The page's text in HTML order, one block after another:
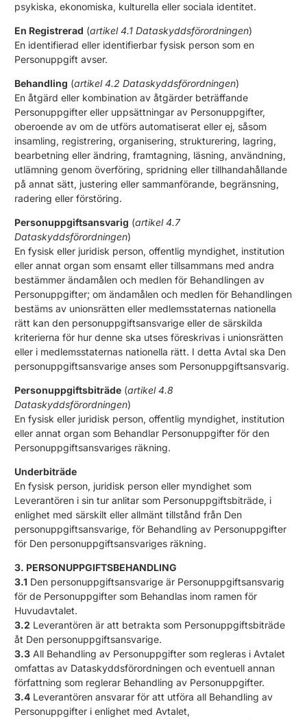
psykiska, ekonomiska, kulturella eller sociala identitet.
En Registrerad (artikel 4.1 Dataskyddsförordningen)
En identifierad eller identifierbar fysisk person som en
Personuppgift avser.
Behandling (artikel 4.2 Dataskyddsförordningen)
En åtgärd eller kombination av åtgärder beträffande
Personuppgifter eller uppsättningar av Personuppgifter,
oberoende av om de utförs automatiserat eller ej, såsom
insamling, registrering, organisering, strukturering, lagring,
bearbetning eller ändring, framtagning, läsning, användning,
utlämning genom överföring, spridning eller tillhandahållande
på annat sätt, justering eller sammanförande, begränsning,
radering eller förstöring.
Personuppgiftsansvarig (artikel 4.7
Dataskyddsförordningen)
En fysisk eller juridisk person, offentlig myndighet, institution
eller annat organ som ensamt eller tillsammans med andra
bestämmer ändamålen och medlen för Behandlingen av
Personuppgifter; om ändamålen och medlen för Behandlingen
bestäms av unionsrätten eller medlemsstaternas nationella
rätt kan den personuppgiftsansvarige eller de särskilda
kriterierna för hur denne ska utses föreskrivas i unionsrätten
eller i medlemsstaternas nationella rätt. I detta Avtal ska Den
personuppgiftsansvarige anses som Personuppgiftsansvarig.
Personuppgiftsbiträde (artikel 4.8
Dataskyddsförordningen)
En fysisk eller juridisk person, offentlig myndighet, institution
eller annat organ som Behandlar Personuppgifter för den
Personuppgiftsansvariges räkning.
Underbiträde
En fysisk person, juridisk person eller myndighet som
Leverantören i sin tur anlitar som Personuppgiftsbiträde, i
enlighet med särskilt eller allmänt tillstånd från Den
personuppgiftsansvarige, för Behandling av Personuppgifter
för Den personuppgiftsansvariges räkning.
3. PERSONUPPGIFTSBEHANDLING
3.1 Den personuppgiftsansvarige är Personuppgiftsansvarig
för de Personuppgifter som Behandlas inom ramen för
Huvudavtalet.
3.2 Leverantören är att betrakta som Personuppgiftsbiträde
åt Den personuppgiftsansvarige.
3.3 All Behandling av Personuppgifter som regleras i Avtalet
omfattas av Dataskyddsförordningen och eventuell annan
författning som reglerar Behandling av Personuppgifter.
3.4 Leverantören ansvarar för att utföra all Behandling av
Personuppgifter i enlighet med Avtalet,